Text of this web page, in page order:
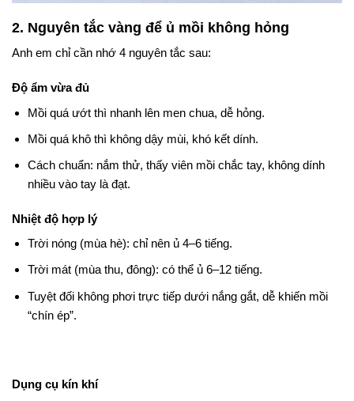
2. Nguyên tắc vàng để ủ mồi không hỏng
Anh em chỉ cần nhớ 4 nguyên tắc sau:
Độ ẩm vừa đủ
Mồi quá ướt thì nhanh lên men chua, dễ hỏng.
Mồi quá khô thì không dậy mùi, khó kết dính.
Cách chuẩn: nắm thử, thấy viên mồi chắc tay, không dính
nhiều vào tay là đạt.
Nhiệt độ hợp lý
Trời nóng (mùa hè): chỉ nên ủ 4–6 tiếng.
Trời mát (mùa thu, đông): có thể ủ 6–12 tiếng.
Tuyệt đối không phơi trực tiếp dưới nắng gắt, dễ khiến mồi
“chín ép”.
Dụng cụ kín khí